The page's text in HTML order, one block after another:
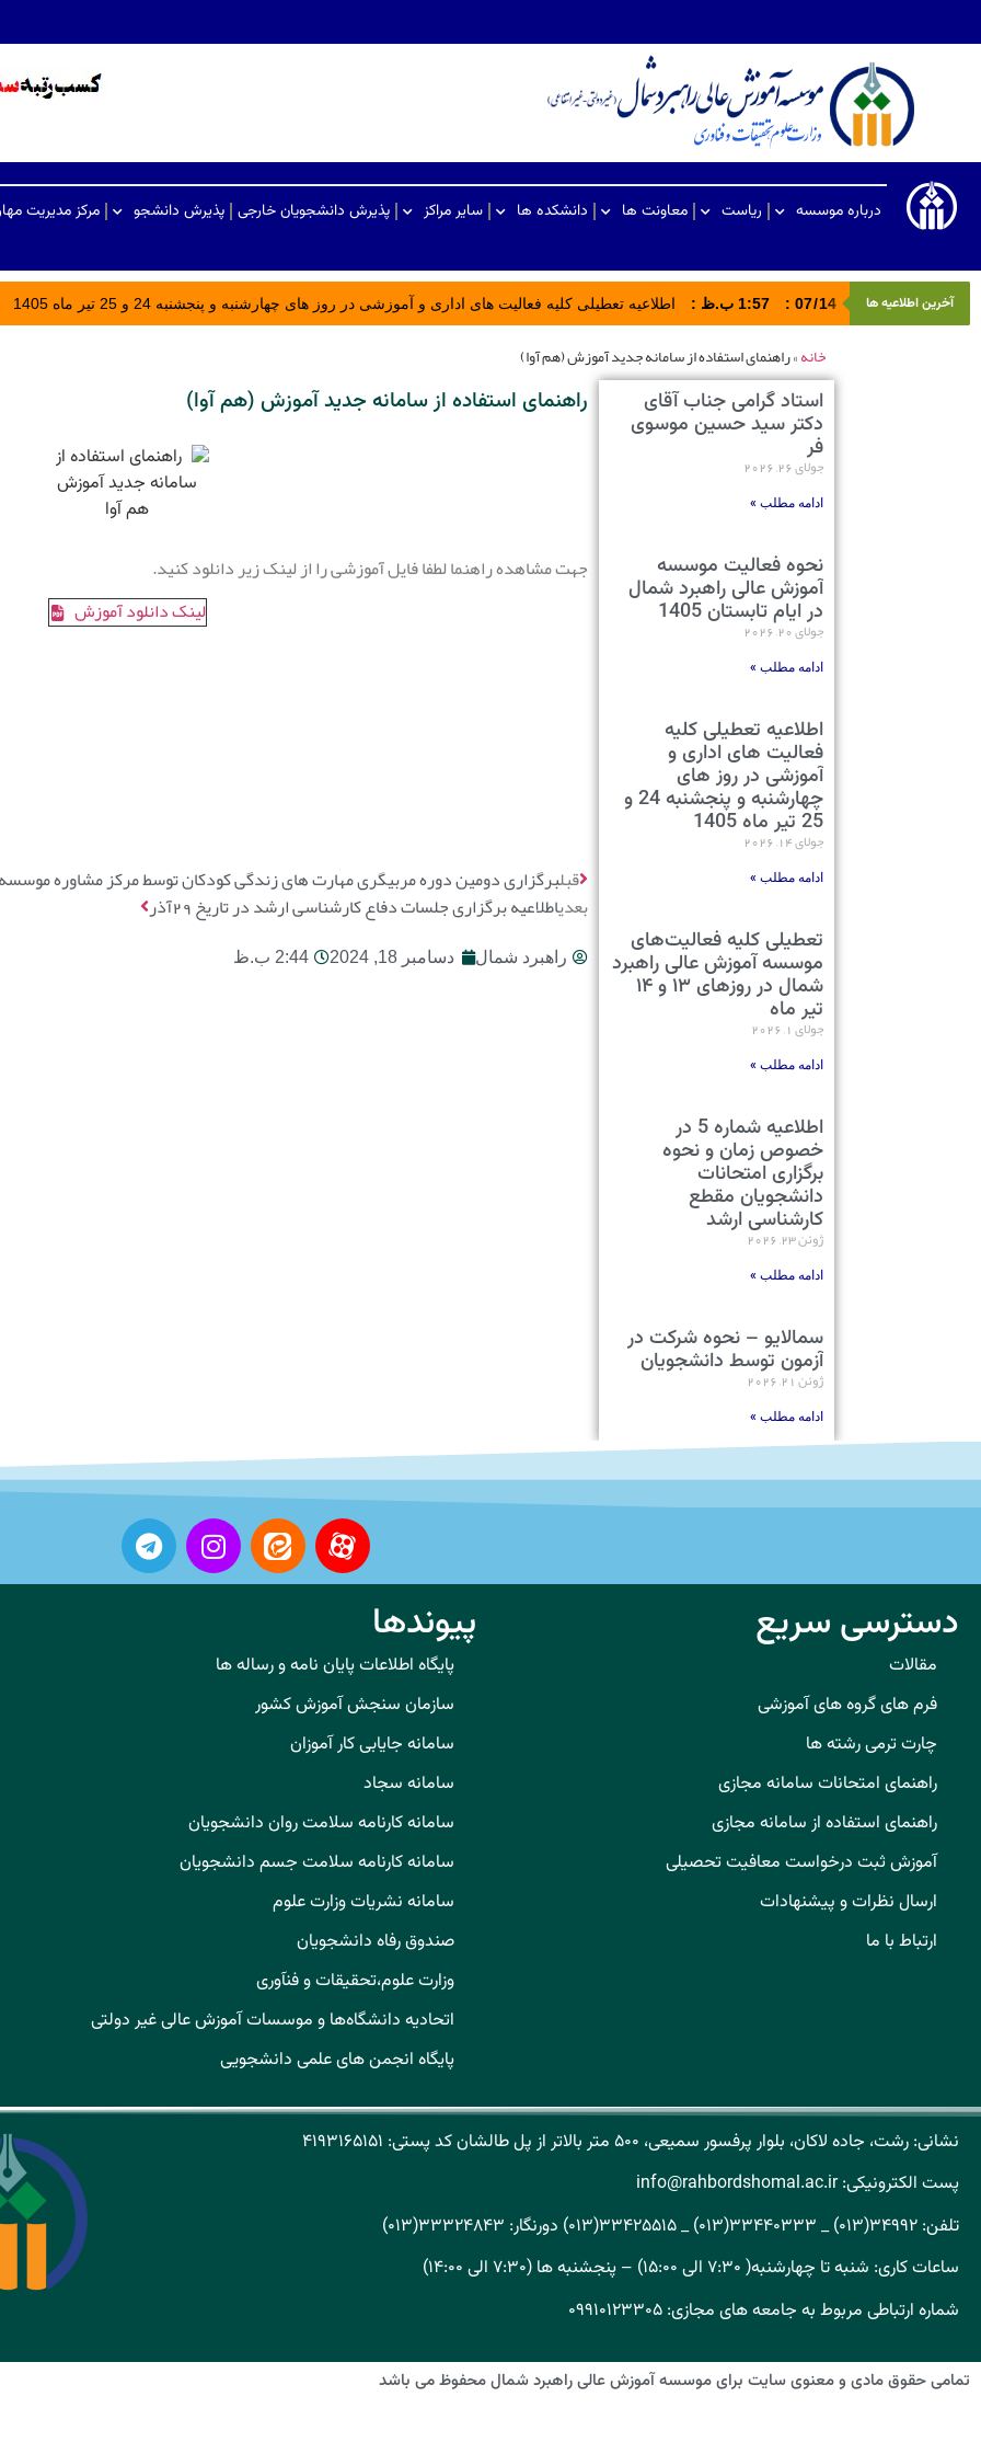
درباره موسسه ریاست معاونت ها دانشکده ها سایر مراکز پذیرش دانشجویان خارجی پذیرش دانشجو مرکز مدیریت
آخرین اطلاعیه ها 14
/
07
: 1:57 ب.ظ : اطلاعیه تعطیلی کلیه فعالیت های اداری و آموزشی در روز های چهارشنبه و پنجشنبه 24 و 25 تیر ماه 1405
خانه»راهنمای استفاده از سامانه جدید آموزش (هم آوا)
استاد گرامی جناب آقای
دکتر سید حسین موسوی
فر
جولای 26, 2026
ادامه مطلب »
نحوه فعالیت موسسه
آموزش عالی راهبرد شمال
در ایام تابستان 1405
جولای 20, 2026
ادامه مطلب »
اطلاعیه تعطیلی کلیه
فعالیت های اداری و
آموزشی در روز های
چهارشنبه و پنجشنبه 24 و
25 تیر ماه 1405
جولای 14, 2026
ادامه مطلب »
تعطیلی کلیه فعالیت‌های
موسسه آموزش عالی راهبرد
شمال در روزهای ۱۳ و ۱۴
تیر ماه
جولای 1, 2026
ادامه مطلب »
اطلاعیه شماره 5 در
خصوص زمان و نحوه
برگزاری امتحانات
دانشجویان مقطع
کارشناسی ارشد
ژوئن 23, 2026
ادامه مطلب »
سمالایو – نحوه شرکت در
آزمون توسط دانشجویان
ژوئن 21, 2026
ادامه مطلب »
راهنمای استفاده از سامانه جدید آموزش (هم آوا)
جهت مشاهده راهنما لطفا فایل آموزشی را از لینک زیر دانلود کنید.
لینک دانلود آموزش
قبلبرگزاری دومین دوره مربیگری مهارت های زندگی کودکان توسط مرکز مشاوره
بعدیاطلاعیه برگزاری جلسات دفاع کارشناسی ارشد در تاریخ 29آذر
راهبرد شمال دسامبر 18, 2024 2:44 ب.ظ
دسترسی سریع
مقالات
فرم های گروه های آموزشی
چارت ترمی رشته ها
راهنمای امتحانات سامانه مجازی
راهنمای استفاده از سامانه مجازی
آموزش ثبت درخواست معافیت تحصیلی
ارسال نظرات و پیشنهادات
ارتباط با ما
پیوندها
پایگاه اطلاعات پایان نامه و رساله ها
سازمان سنجش آموزش کشور
سامانه جایابی کار آموزان
سامانه سجاد
سامانه کارنامه سلامت روان دانشجویان
سامانه کارنامه سلامت جسم دانشجویان
سامانه نشریات وزارت علوم
صندوق رفاه دانشجویان
وزارت علوم،تحقیقات و فنآوری
اتحادیه دانشگاه‌ها و موسسات آموزش عالی غیر دولتی
پایگاه انجمن های علمی دانشجویی
نشانی: رشت، جاده لاکان، بلوار پرفسور سمیعی، ۵۰۰ متر بالاتر از پل طالشان کد پستی: ۴۱۹۳۱۶۵۱۵۱
پست الکترونیکی: info@rahbordshomal.ac.ir
تلفن: ۳۴۹۹۲(۰۱۳) _ ۳۳۴۴۰۳۳۳(۰۱۳) _ ۳۳۴۲۵۵۱۵(۰۱۳) دورنگار: ۳۳۳۲۴۸۴۳(۰۱۳)
ساعات کاری: شنبه تا چهارشنبه( ۷:۳۰ الی ۱۵:۰۰) – پنجشنبه ها (۷:۳۰ الی ۱۴:۰۰)
شماره ارتباطی مربوط به جامعه های مجازی: ۰۹۹۱۰۱۲۳۳۰۵
تمامی حقوق مادی و معنوی سایت برای موسسه آموزش عالی راهبرد شمال محفوظ می باشد